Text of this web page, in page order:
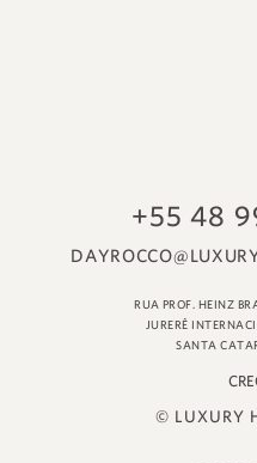
© LUXURY